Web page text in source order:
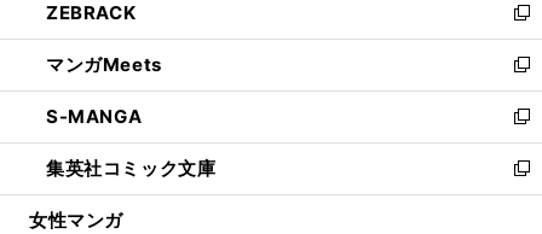
く
で
開
く
ド
ウ
で
開
く
ィ
ン
ド
ウ
で
開
く
い
ウ
ィ
ン
ド
ウ
で
開
ZEBRACK
新
し
い
ウ
ィ
ン
ド
ウ
マンガMeets
新
し
い
ウ
ィ
ン
S-MANGA
新
し
い
ウ
集英社コミック文庫
新
し
女性マンガ